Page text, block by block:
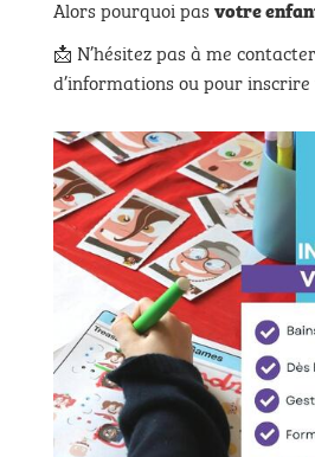
Alors pourquoi pasvotre
📩 N’hésitez pas à me
d’informations ou pour